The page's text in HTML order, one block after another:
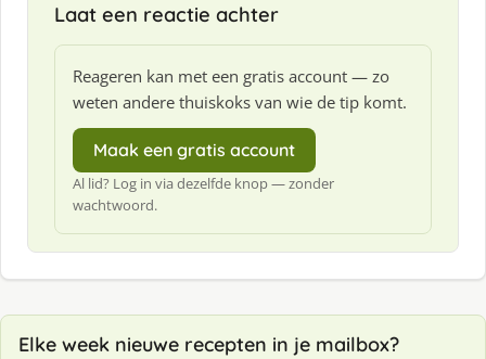
Laat een reactie achter
Reageren kan met een gratis account — zo
weten andere thuiskoks van wie de tip komt.
Maak een gratis account
Al lid? Log in via dezelfde knop — zonder
wachtwoord.
Elke week nieuwe recepten in je mailbox?